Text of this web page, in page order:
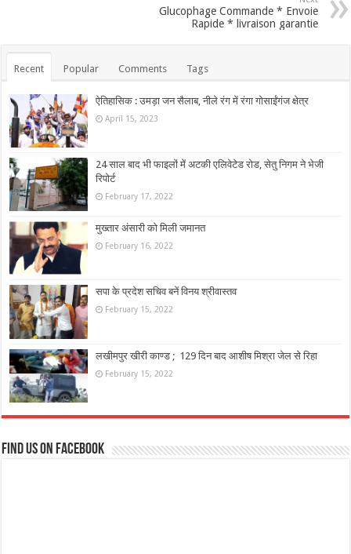
Glucophage Commande * Envoie
Rapide * livraison garantie
Recent Popular Comments Tags
ऐतिहासिक : उमड़ा जन सैलाब, नीले रंग में रंगा गोसाईंगंज क्षेत्र
April 15, 2023
24 साल बाद भी फाइलों में अटकी एलिवेटेड रोड, सेतु निगम ने भेजी
रिपोर्ट
February 17, 2022
मुख्तार अंसारी को मिली जमानत
February 16, 2022
सपा के प्रदेश सचिव बनें विनय श्रीवास्तव
February 15, 2022
लखीमपुर खीरी काण्ड ; 129 दिन बाद आशीष मिश्रा जेल से रिहा
February 15, 2022
Find us on Facebook